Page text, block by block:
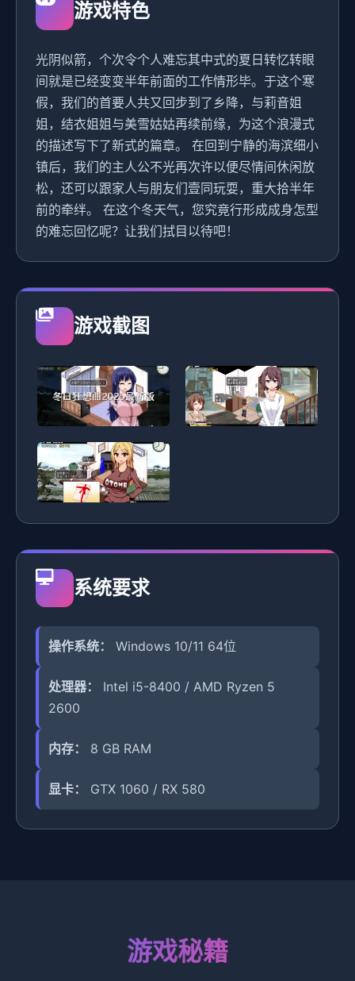
游戏特色
光阴似箭，个次令个人难忘其中式的夏日转忆转眼
间就是已经变变半年前面的工作情形毕。于这个寒
假，我们的首要人共又回步到了乡降，与莉音姐
姐，结衣姐姐与美雪姑姑再续前缘，为这个浪漫式
的描述写下了新式的篇章。 在回到宁静的海滨细小
镇后，我们的主人公不光再次许以便尽情间休闲放
松，还可以跟家人与朋友们壹同玩耍，重大拾半年
前的牵绊。 在这个冬天气，您究竟行形成成身怎型
的难忘回忆呢？让我们拭目以待吧！
游戏截图
系统要求
操作系统： Windows 10/11 64位
处理器：
Intel i5-8400 / AMD Ryzen 5
2600
内存： 8 GB RAM
显卡： GTX 1060 / RX 580
游戏秘籍